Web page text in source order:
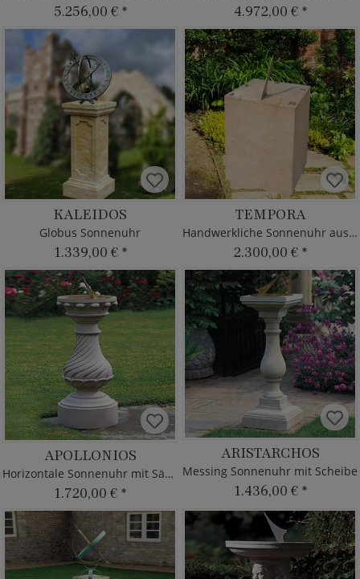
5.256,00 € * 4.972,00 € *
KALEIDOS
Globus Sonnenuhr
1.339,00 € *
TEMPORA
Handwerkliche Sonnenuhr aus Sandstein
2.300,00 € *
APOLLONIOS
Horizontale Sonnenuhr mit Säule
1.720,00 € *
ARISTARCHOS
Messing Sonnenuhr mit Scheibe
1.436,00 € *